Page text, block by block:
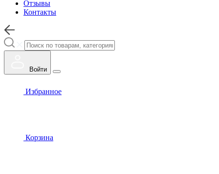
Отзывы
Контакты
Войти
Избранное
Корзина